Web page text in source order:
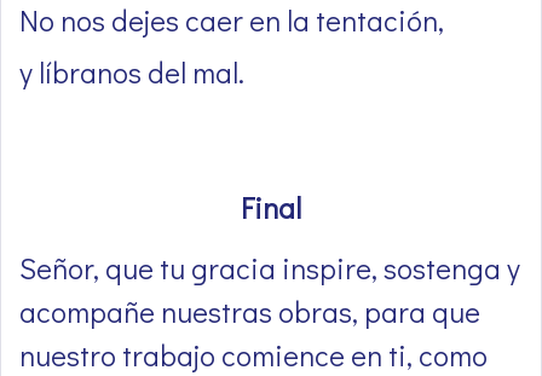
No nos dejes caer en la tentación,
y líbranos del mal.
Final
Señor, que tu gracia inspire, sostenga y
acompañe nuestras obras, para que
nuestro trabajo comience en ti, como